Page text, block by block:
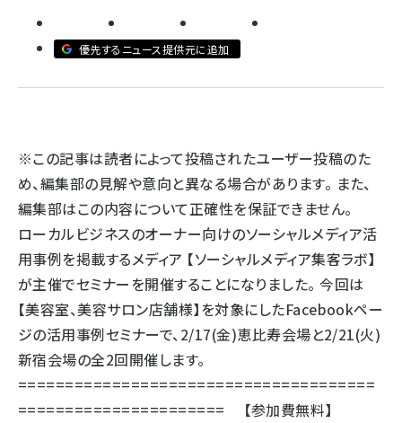
z世代 (1622)
優先するニュース提供元に追加
※この記事は読者によって投稿されたユーザー投稿のた
め、編集部の見解や意向と異なる場合があります。 また、
編集部はこの内容について正確性を保証できません。
ローカルビジネスのオーナー向けのソーシャルメディア活
用事例を掲載するメディア 【ソーシャルメディア集客ラボ】
が主催でセミナーを開催することになりました。 今回は
【美容室、美容サロン店舗様】を対象にしたFacebookペー
ジの活用事例セミナーで、2/17(金)恵比寿会場と2/21(火)
新宿会場の全2回開催します。
======================================
====================== 【参加費無料】